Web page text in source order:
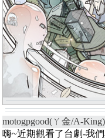
motogpgood(ㄚ金/A-
嗨~近期觀看了台劇-我